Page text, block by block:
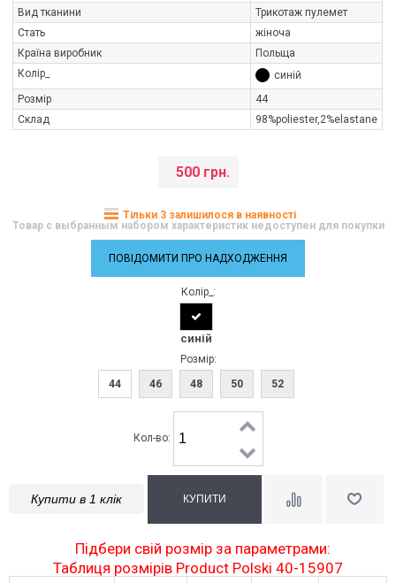
Вид тканини
Трикотаж пулемет
Стать
жіноча
Країна виробник
Польща
Колір_
синій
Розмір
44
Склад
98%poliester,2%elastane
500 грн.
Тільки 3 залишилося в наявності
Товар с выбранным набором характеристик недоступен для покупки
ПОВІДОМИТИ ПРО НАДХОДЖЕННЯ
Колір_:
синій
Розмір:
44
46 48 50 52
Кол-во:
Купити в 1 клік
Підбери свій розмір за параметрами:
Таблиця розмірів Product Polski 40-15907